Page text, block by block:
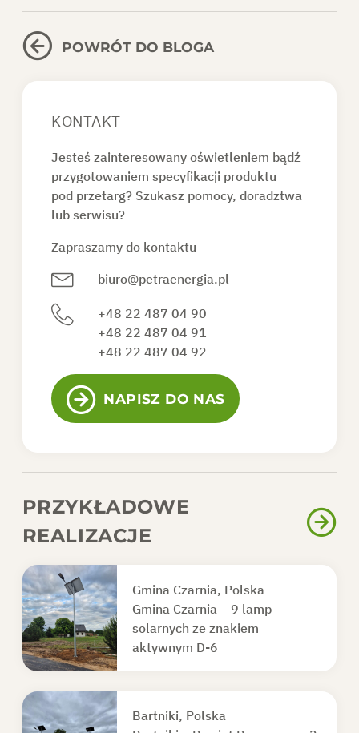
POWRÓT DO BLOGA
KONTAKT
Jesteś zainteresowany oświetleniem bądź
przygotowaniem specyfikacji produktu
pod przetarg? Szukasz pomocy, doradztwa
lub serwisu?
Zapraszamy do kontaktu
biuro@petraenergia.pl
+48 22 487 04 90
+48 22 487 04 91
+48 22 487 04 92
NAPISZ DO NAS
PRZYKŁADOWE
REALIZACJE
Gmina Czarnia, Polska
Gmina Czarnia – 9 lamp
solarnych ze znakiem
aktywnym D-6
Bartniki, Polska